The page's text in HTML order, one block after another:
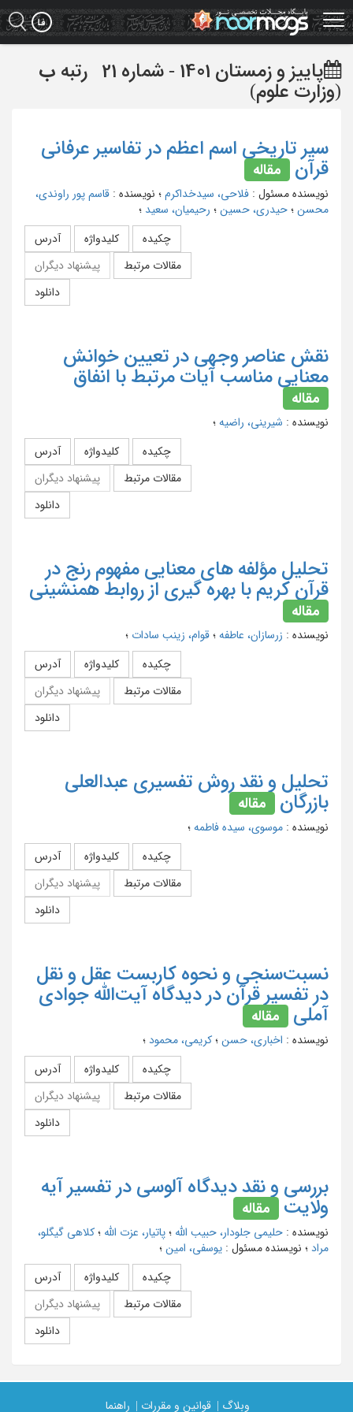
Skip
to
main
پاییز و زمستان 1401 - شماره 21 رتبه ب
(وزارت علوم)
سیر تاریخی اسم اعظم در تفاسیر عرفانی
قرآن
مقاله
نویسنده مسئول : فلاحی، سیدخداکرم ؛ نویسنده : قاسم پور راوندی،
محسن ؛ حیدری، حسین ؛ رحیمیان، سعید ؛
چکیده کلیدواژه آدرس
مقالات مرتبط پیشنهاد دیگران
دانلود
نقش عناصر وجهی در تعیین خوانش
معنایی مناسب آیات مرتبط با انفاق
مقاله
نویسنده : شیرینی، راضیه ؛
چکیده کلیدواژه آدرس
مقالات مرتبط پیشنهاد دیگران
دانلود
تحلیل مؤلفه های معنایی مفهوم رنج در
قرآن کریم با بهره گیری از روابط همنشینی
مقاله
نویسنده : زرسازان، عاطفه ؛ قوام، زینب سادات ؛
چکیده کلیدواژه آدرس
مقالات مرتبط پیشنهاد دیگران
دانلود
تحلیل و نقد روش تفسیری عبدالعلی
بازرگان
مقاله
نویسنده : موسوی، سیده فاطمه ؛
چکیده کلیدواژه آدرس
مقالات مرتبط پیشنهاد دیگران
دانلود
نسبت‌سنجی و نحوه کاربست عقل و نقل
در تفسیر قرآن در دیدگاه آیت‌الله جوادی
آملی
مقاله
نویسنده : اخباری، حسن ؛ کریمی، محمود ؛
چکیده کلیدواژه آدرس
مقالات مرتبط پیشنهاد دیگران
دانلود
بررسی و نقد دیدگاه آلوسی در تفسیر آیه
ولایت
مقاله
نویسنده : حلیمی جلودار، حبیب الله ؛ پاتیار، عزت الله ؛ کلاهی گیگلو،
مراد ؛ نویسنده مسئول : یوسفی، امین ؛
چکیده کلیدواژه آدرس
مقالات مرتبط پیشنهاد دیگران
دانلود
وبلاگ | قوانین و مقررات | راهنما